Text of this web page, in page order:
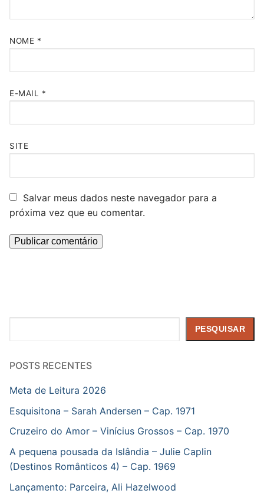
NOME *
E-MAIL *
SITE
Salvar meus dados neste navegador para a
próxima vez que eu comentar.
PESQUISAR
POSTS RECENTES
Meta de Leitura 2026
Esquisitona – Sarah Andersen – Cap. 1971
Cruzeiro do Amor – Vinícius Grossos – Cap. 1970
A pequena pousada da Islândia – Julie Caplin
(Destinos Românticos 4) – Cap. 1969
Lançamento: Parceira, Ali Hazelwood